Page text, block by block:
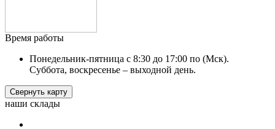
Время работы
Понедельник-пятница с 8:30 до 17:00 по (Мск).
Суббота, воскресенье – выходной день.
Свернуть карту
наши склады